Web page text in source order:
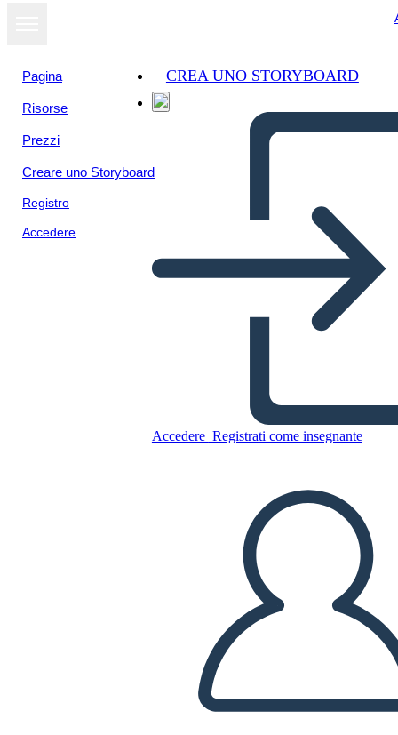
Pagina
Risorse
Prezzi
Creare uno Storyboard
Registro
Accedere
CREA UNO STORYBOARD
Accedere Registrati come insegnante
Copia questo Storyboard
RIPRODURRE LA PRESENTAZIONE
LEGGIMI